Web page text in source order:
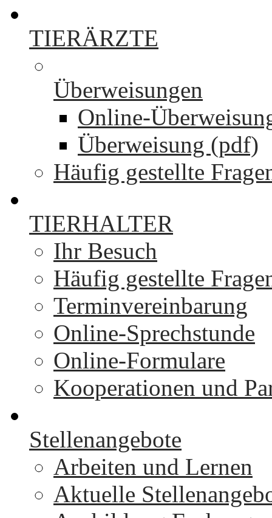
TIERÄRZTE
Überweisungen
Online-
Überweisung (pdf)
Häufig gestellte
TIERHALTER
Ihr Besuch
Häufig gestellte
Terminvereinbarung
Online-Sprechstunde
Online-Formulare
Kooperationen und
Stellenangebote
Arbeiten und Lernen
Aktuelle